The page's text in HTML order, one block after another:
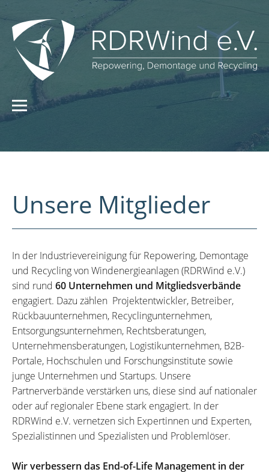
Unsere Mitglieder
In der Industrievereinigung für Repowering, Demontage
und Recycling von Windenergieanlagen (RDRWind e.V.)
sind rund 60 Unternehmen und Mitgliedsverbände
engagiert. Dazu zählen Projektentwickler, Betreiber,
Rückbauunternehmen, Recyclingunternehmen,
Entsorgungsunternehmen, Rechtsberatungen,
Unternehmensberatungen, Logistikunternehmen, B2B-
Portale, Hochschulen und Forschungsinstitute sowie
junge Unternehmen und Startups. Unsere
Partnerverbände verstärken uns, diese sind auf nationaler
oder auf regionaler Ebene stark engagiert. In der
RDRWind e.V. vernetzen sich Expertinnen und Experten,
Spezialistinnen und Spezialisten und Problemlöser.
Wir verbessern das End-of-Life Management in der